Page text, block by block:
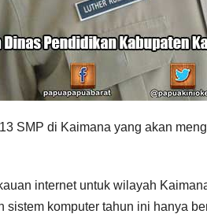
SMP di Kaimana yang akan
internet untuk wilayah
sistem komputer tahun ini hanya